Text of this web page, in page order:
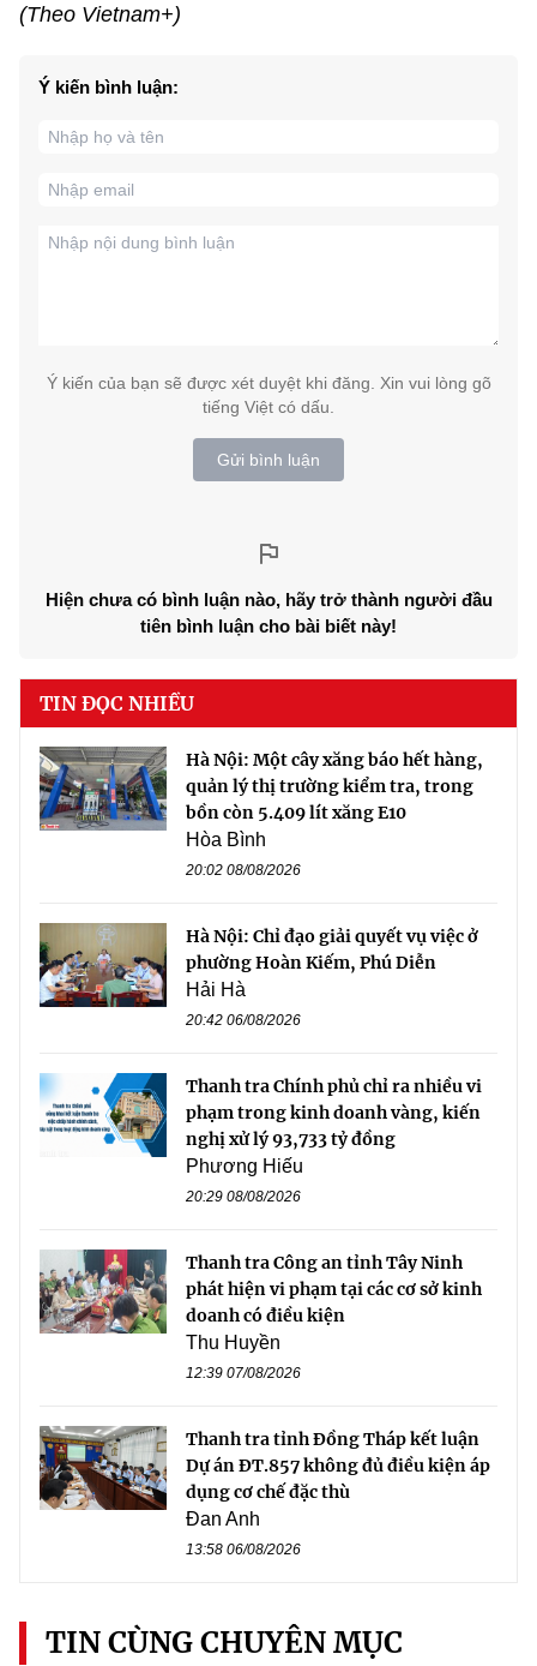
(Theo Vietnam+)
Ý kiến bình luận:
Ý kiến của bạn sẽ được xét duyệt khi đăng. Xin vui lòng gõ
tiếng Việt có dấu.
Gửi bình luận
Hiện chưa có bình luận nào, hãy trở thành người đầu
tiên bình luận cho bài biết này!
TIN ĐỌC NHIỀU
Hà Nội: Một cây xăng báo hết hàng,
quản lý thị trường kiểm tra, trong
bồn còn 5.409 lít xăng E10
Hòa Bình
20:02 08/08/2026
Hà Nội: Chỉ đạo giải quyết vụ việc ở
phường Hoàn Kiếm, Phú Diễn
Hải Hà
20:42 06/08/2026
Thanh tra Chính phủ chỉ ra nhiều vi
phạm trong kinh doanh vàng, kiến
nghị xử lý 93,733 tỷ đồng
Phương Hiếu
20:29 08/08/2026
Thanh tra Công an tỉnh Tây Ninh
phát hiện vi phạm tại các cơ sở kinh
doanh có điều kiện
Thu Huyền
12:39 07/08/2026
Thanh tra tỉnh Đồng Tháp kết luận
Dự án ĐT.857 không đủ điều kiện áp
dụng cơ chế đặc thù
Đan Anh
13:58 06/08/2026
TIN CÙNG CHUYÊN MỤC